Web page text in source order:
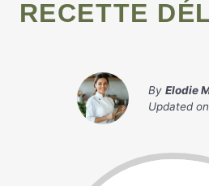
RECETTE
By Elodie
Updated on